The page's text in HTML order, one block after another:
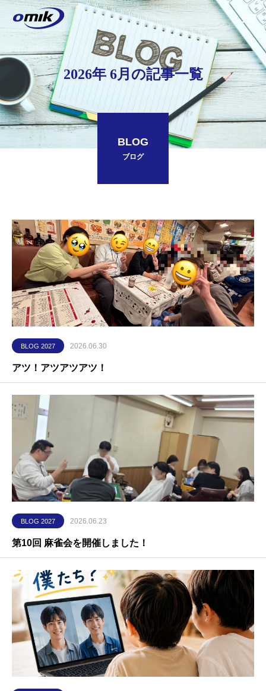
2026年 6月の記事一覧
BLOG
ブログ
BLOG 2027 2026.06.30
アツ！アツアツアツ！
BLOG 2027 2026.06.23
第10回 麻雀会を開催しました！